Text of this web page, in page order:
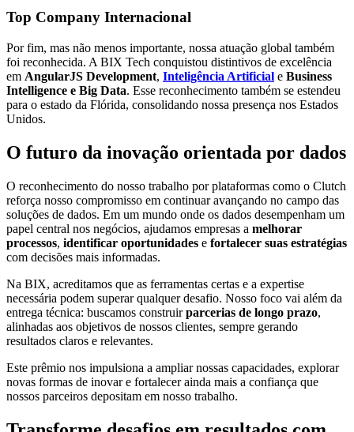
Top Company Internacional
Por fim, mas não menos importante, nossa atuação global também
foi reconhecida. A BIX Tech conquistou distintivos de excelência
em AngularJS Development, Inteligência Artificial e Business
Intelligence e Big Data. Esse reconhecimento também se estendeu
para o estado da Flórida, consolidando nossa presença nos Estados
Unidos.
O futuro da inovação orientada por dados
O reconhecimento do nosso trabalho por plataformas como o Clutch
reforça nosso compromisso em continuar avançando no campo das
soluções de dados. Em um mundo onde os dados desempenham um
papel central nos negócios, ajudamos empresas a melhorar
processos, identificar oportunidades e fortalecer suas estratégias
com decisões mais informadas.
Na BIX, acreditamos que as ferramentas certas e a expertise
necessária podem superar qualquer desafio. Nosso foco vai além da
entrega técnica: buscamos construirparcerias de longo prazo,
alinhadas aos objetivos de nossos clientes, sempre gerando
resultados claros e relevantes.
Este prêmio nos impulsiona a ampliar nossas capacidades, explorar
novas formas de inovar e fortalecer ainda mais a confiança que
nossos parceiros depositam em nosso trabalho.